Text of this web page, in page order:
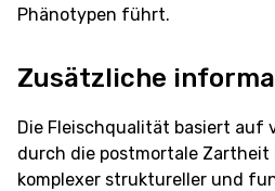
Phänotypen führt.
Zusätzliche
Die Fleischqualität basiert auf
durch die postmortale Zartheit
komplexer struktureller und